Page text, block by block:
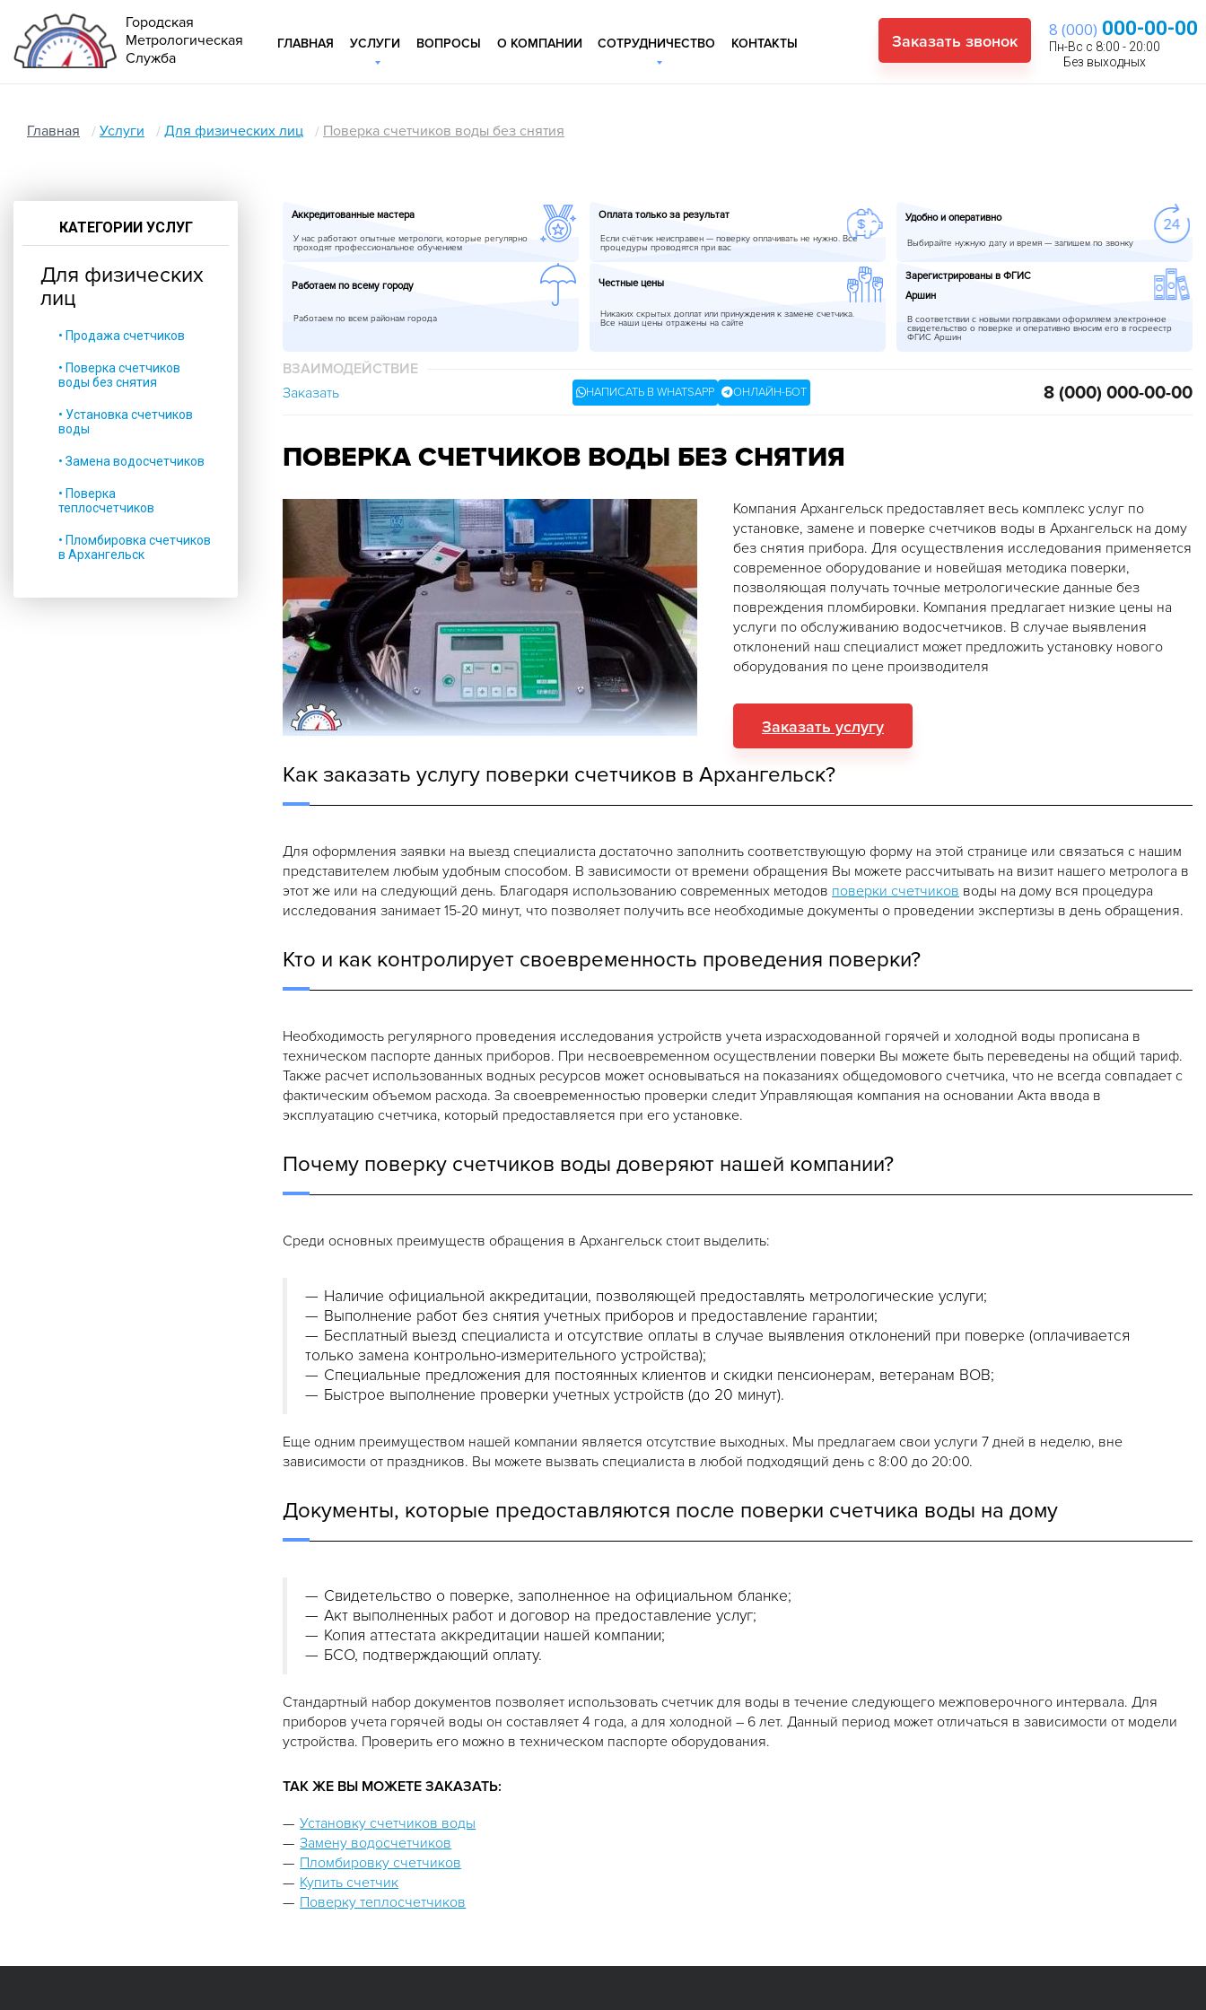
Городская
Метрологическая
Служба
ГЛАВНАЯ УСЛУГИ ВОПРОСЫ О КОМПАНИИ СОТРУДНИЧЕСТВО КОНТАКТЫ Заказать звонок
8 (000) 000-00-00
Пн-Вс с 8:00 - 20:00
Без выходных
Главная Услуги Для физических лиц Поверка счетчиков воды без снятия
Аккредитованные мастера
У нас работают опытные метрологи, которые регулярно
проходят профессиональное обучением
Оплата только за результат
Если счётчик неисправен — поверку оплачивать не нужно. Все
процедуры проводятся при вас
Удобно и оперативно
Выбирайте нужную дату и время — запишем по звонку
Работаем по всему городу
Работаем по всем районам города
Честные цены
Никаких скрытых доплат или принуждения к замене счетчика.
Все наши цены отражены на сайте
Зарегистрированы в ФГИС
Аршин
В соответствии с новыми поправками оформляем электронное
свидетельство о поверке и оперативно вносим его в госреестр
ФГИС Аршин
ВЗАИМОДЕЙСТВИЕ
Заказать
НАПИСАТЬ В WHATSAPP ОНЛАЙН-БОТ 8 (000) 000-00-00
ПОВЕРКА СЧЕТЧИКОВ ВОДЫ БЕЗ СНЯТИЯ
Компания Архангельск предоставляет весь комплекс услуг по
установке, замене и поверке счетчиков воды в Архангельск на дому
без снятия прибора. Для осуществления исследования применяется
современное оборудование и новейшая методика поверки,
позволяющая получать точные метрологические данные без
повреждения пломбировки. Компания предлагает низкие цены на
услуги по обслуживанию водосчетчиков. В случае выявления
отклонений наш специалист может предложить установку нового
оборудования по цене производителя
Заказать услугу
Как заказать услугу поверки счетчиков в Архангельск?
Для оформления заявки на выезд специалиста достаточно заполнить соответствующую форму на этой странице или связаться с нашим
представителем любым удобным способом. В зависимости от времени обращения Вы можете рассчитывать на визит нашего метролога в
этот же или на следующий день. Благодаря использованию современных методов поверки счетчиков воды на дому вся процедура
исследования занимает 15-20 минут, что позволяет получить все необходимые документы о проведении экспертизы в день обращения.
Кто и как контролирует своевременность проведения поверки?
Необходимость регулярного проведения исследования устройств учета израсходованной горячей и холодной воды прописана в
техническом паспорте данных приборов. При несвоевременном осуществлении поверки Вы можете быть переведены на общий тариф.
Также расчет использованных водных ресурсов может основываться на показаниях общедомового счетчика, что не всегда совпадает с
фактическим объемом расхода. За своевременностью проверки следит Управляющая компания на основании Акта ввода в
эксплуатацию счетчика, который предоставляется при его установке.
Почему поверку счетчиков воды доверяют нашей компании?
Среди основных преимуществ обращения в Архангельск стоит выделить:
Наличие официальной аккредитации, позволяющей предоставлять метрологические услуги;
Выполнение работ без снятия учетных приборов и предоставление гарантии;
Бесплатный выезд специалиста и отсутствие оплаты в случае выявления отклонений при поверке (оплачивается
только замена контрольно-измерительного устройства);
Специальные предложения для постоянных клиентов и скидки пенсионерам, ветеранам ВОВ;
Быстрое выполнение проверки учетных устройств (до 20 минут).
Еще одним преимуществом нашей компании является отсутствие выходных. Мы предлагаем свои услуги 7 дней в неделю, вне
зависимости от праздников. Вы можете вызвать специалиста в любой подходящий день с 8:00 до 20:00.
Документы, которые предоставляются после поверки счетчика воды на дому
Свидетельство о поверке, заполненное на официальном бланке;
Акт выполненных работ и договор на предоставление услуг;
Копия аттестата аккредитации нашей компании;
БСО, подтверждающий оплату.
Стандартный набор документов позволяет использовать счетчик для воды в течение следующего межповерочного интервала. Для
приборов учета горячей воды он составляет 4 года, а для холодной – 6 лет. Данный период может отличаться в зависимости от модели
устройства. Проверить его можно в техническом паспорте оборудования.
ТАК ЖЕ ВЫ МОЖЕТЕ ЗАКАЗАТЬ:
Установку счетчиков воды
Замену водосчетчиков
Пломбировку счетчиков
Купить счетчик
Поверку теплосчетчиков
КАТЕГОРИИ УСЛУГ
Для физических
лиц
• Продажа счетчиков
• Поверка счетчиков
воды без снятия
• Установка счетчиков
воды
• Замена водосчетчиков
• Поверка
теплосчетчиков
• Пломбировка счетчиков
в Архангельск